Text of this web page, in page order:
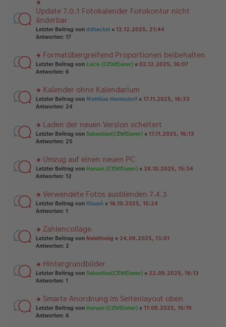
tr
a
g
el
es
e
n
er
tr
a
g
rs
te
r
u
n
el
es
e
B
ei
tr
g
Update 7.0.1 Fotokalender Fotokontur nicht
änderbar
Letzter Beitrag von ddheckel « 12.12.2025, 21:44
Antworten: 17
rs
te
n
g
el
e
n
er
tr
a
g
Formatübergreifend Proportionen beibehalten
Letzter Beitrag von Lucia (CEWEianer) « 02.12.2025, 16:07
Antworten: 6
rs
te
n
g
el
e
n
er
tr
a
g
Kalender ohne Kalendarium
Letzter Beitrag von Matthias Hermsdorf « 17.11.2025, 16:33
Antworten: 24
rs
te
n
g
el
e
n
er
tr
a
g
Laden der neuen Version scheitert
Letzter Beitrag von Sebastian(CEWEianer) « 17.11.2025, 16:13
Antworten: 25
rs
te
n
g
el
e
n
er
tr
a
g
Umzug auf einen neuen PC
Letzter Beitrag von Haruun (CEWEianer) « 28.10.2025, 15:34
Antworten: 12
rs
te
n
g
el
e
n
er
tr
a
g
Verwendete Fotos ausblenden 7.4.3
Letzter Beitrag von KlausA « 16.10.2025, 15:24
Antworten: 1
rs
te
n
g
el
e
n
er
Zahlencollage
Letzter Beitrag von NeleHonig « 24.09.2025, 13:01
Antworten: 2
rs
te
n
g
el
Hintergrundbilder
Letzter Beitrag von Sebastian(CEWEianer) « 22.09.2025, 16:13
Antworten: 1
rs
te
Smarte Anordnung im Seitenlayout oben
Letzter Beitrag von Haruun (CEWEianer) « 17.09.2025, 16:19
Antworten: 6